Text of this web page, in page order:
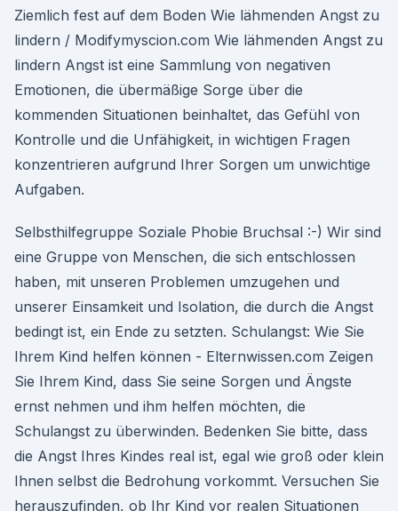
Ziemlich fest auf dem Boden Wie lähmenden Angst zu
lindern / Modifymyscion.com Wie lähmenden Angst zu
lindern Angst ist eine Sammlung von negativen
Emotionen, die übermäßige Sorge über die
kommenden Situationen beinhaltet, das Gefühl von
Kontrolle und die Unfähigkeit, in wichtigen Fragen
konzentrieren aufgrund Ihrer Sorgen um unwichtige
Aufgaben.
Selbsthilfegruppe Soziale Phobie Bruchsal :-) Wir sind
eine Gruppe von Menschen, die sich entschlossen
haben, mit unseren Problemen umzugehen und
unserer Einsamkeit und Isolation, die durch die Angst
bedingt ist, ein Ende zu setzten. Schulangst: Wie Sie
Ihrem Kind helfen können - Elternwissen.com Zeigen
Sie Ihrem Kind, dass Sie seine Sorgen und Ängste
ernst nehmen und ihm helfen möchten, die
Schulangst zu überwinden. Bedenken Sie bitte, dass
die Angst Ihres Kindes real ist, egal wie groß oder klein
Ihnen selbst die Bedrohung vorkommt. Versuchen Sie
herauszufinden, ob Ihr Kind vor realen Situationen